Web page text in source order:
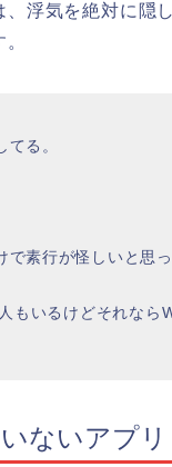
浮気を絶対に隠
る。
素行が怪しいと思っ
もいるけどそれなら
ないアプリ